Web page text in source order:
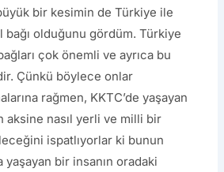
bir kesimin de Türkiye ile
olduğunu gördüm. Türkiye
çok önemli ve ayrıca bu
Çünkü böylece onlar
rağmen, KKTC’de yaşayan
aksine nasıl yerli ve milli bir
ispatlıyorlar ki bunun
yaşayan bir insanın oradaki